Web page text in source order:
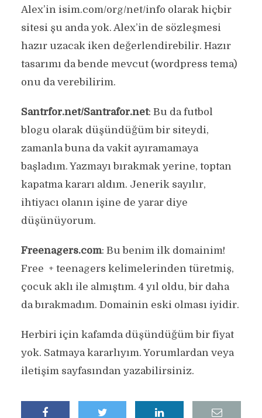
Alex’in isim.com/org/net/info olarak hiçbir
sitesi şu anda yok. Alex’in de sözleşmesi
hazır uzacak iken değerlendirebilir. Hazır
tasarımı da bende mevcut (wordpress tema)
onu da verebilirim.
Santrfor.net/Santrafor.net: Bu da futbol
blogu olarak düşündüğüm bir siteydi,
zamanla buna da vakit ayıramamaya
başladım. Yazmayı bırakmak yerine, toptan
kapatma kararı aldım. Jenerik sayılır,
ihtiyacı olanın işine de yarar diye
düşünüyorum.
Freenagers.com: Bu benim ilk domainim!
Free + teenagers kelimelerinden türetmiş,
çocuk aklı ile almıştım. 4 yıl oldu, bir daha
da bırakmadım. Domainin eski olması iyidir.
Herbiri için kafamda düşündüğüm bir fiyat
yok. Satmaya kararlıyım. Yorumlardan veya
iletişim sayfasından yazabilirsiniz.